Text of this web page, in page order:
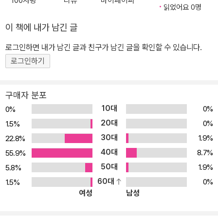
읽었어요 0명
이 책에 내가 남긴 글
로그인하면 내가 남긴 글과 친구가 남긴 글을 확인할 수 있습니다.
로그인하기
구매자 분포
0% 10대
0%
1.5%
20대
0%
22.8%
30대
1.9%
55.9%
40대
8.7%
5.8%
50대
1.9%
1.5%
60대
0%
여성
남성